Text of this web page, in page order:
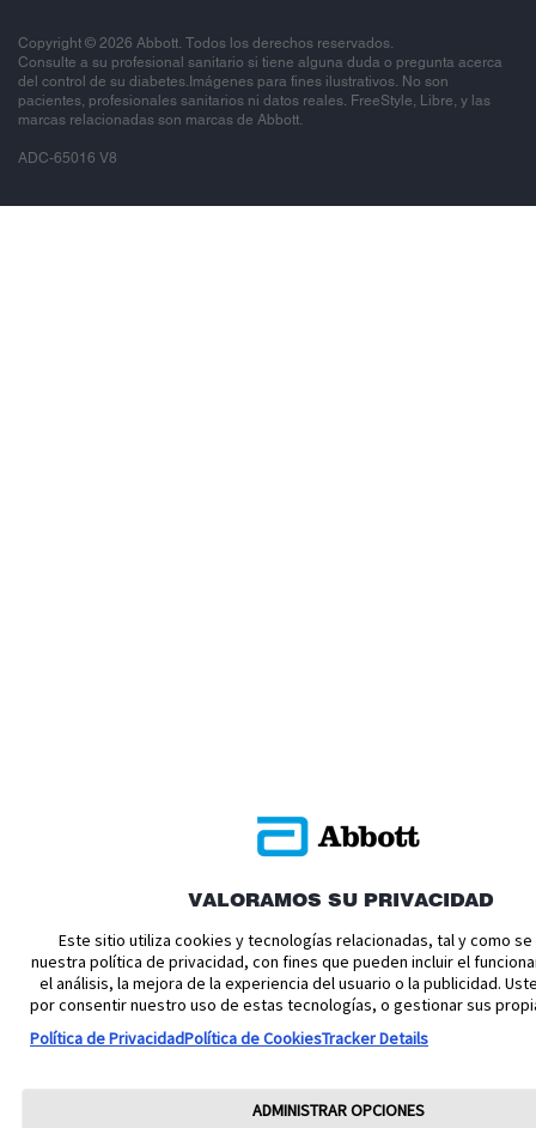
Copyright © 2026 Abbott. Todos los derechos reservados.
Consulte a su profesional sanitario si tiene alguna duda o pregunta acerca
del control de su diabetes.Imágenes para fines ilustrativos. No son
pacientes, profesionales sanitarios ni datos reales. FreeStyle, Libre, y las
marcas relacionadas son marcas de Abbott.
ADC-65016 V8
VALORAMOS SU PRIVACIDAD
Este sitio utiliza cookies y tecnologías relacionadas, tal y como
nuestra política de privacidad, con fines que pueden incluir el
el análisis, la mejora de la experiencia del usuario o la publicidad.
por consentir nuestro uso de estas tecnologías, o gestionar sus
Política de PrivacidadPolítica de CookiesTracker Details
ADMINISTRAR OPCIONES